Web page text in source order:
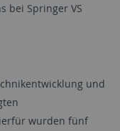
bei Springer VS
und
wurden fünf